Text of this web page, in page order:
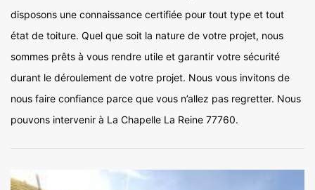
disposons une connaissance certifiée pour tout type et tout
état de toiture. Quel que soit la nature de votre projet, nous
sommes prêts à vous rendre utile et garantir votre sécurité
durant le déroulement de votre projet. Nous vous invitons de
nous faire confiance parce que vous n’allez pas regretter. Nous
pouvons intervenir à La Chapelle La Reine 77760.